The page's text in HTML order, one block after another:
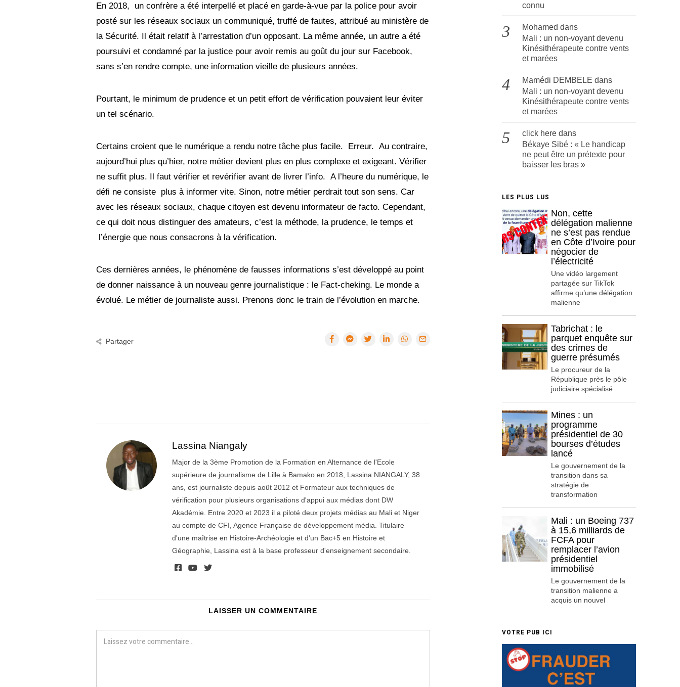
v
i
e
r
2
2
En 2018, un confrère a été interpellé et placé en garde-à-vue par la police pour avoir
posté sur les réseaux sociaux un communiqué, truffé de fautes, attribué au ministère de
la Sécurité. Il était relatif à l’arrestation d’un opposant. La même année, un autre a été
poursuivi et condamné par la justice pour avoir remis au goût du jour sur Facebook,
sans s’en rendre compte, une information vieille de plusieurs années.
Pourtant, le minimum de prudence et un petit effort de vérification pouvaient leur éviter
un tel scénario.
Certains croient que le numérique a rendu notre tâche plus facile. Erreur. Au contraire,
aujourd’hui plus qu’hier, notre métier devient plus en plus complexe et exigeant. Vérifier
ne suffit plus. Il faut vérifier et revérifier avant de livrer l’info. A l’heure du numérique, le
défi ne consiste plus à informer vite. Sinon, notre métier perdrait tout son sens. Car
avec les réseaux sociaux, chaque citoyen est devenu informateur de facto. Cependant,
ce qui doit nous distinguer des amateurs, c’est la méthode, la prudence, le temps et
l’énergie que nous consacrons à la vérification.
Ces dernières années, le phénomène de fausses informations s’est développé au point
de donner naissance à un nouveau genre journalistique : le Fact-cheking. Le monde a
évolué. Le métier de journaliste aussi. Prenons donc le train de l’évolution en marche.
Partager
Lassina Niangaly
Major de la 3ème Promotion de la Formation en Alternance de l'Ecole
supérieure de journalisme de Lille à Bamako en 2018, Lassina NIANGALY, 38
ans, est journaliste depuis août 2012 et Formateur aux techniques de
vérification pour plusieurs organisations d'appui aux médias dont DW
Akadémie. Entre 2020 et 2023 il a piloté deux projets médias au Mali et Niger
au compte de CFI, Agence Française de développement média. Titulaire
d'une maîtrise en Histoire-Archéologie et d'un Bac+5 en Histoire et
Géographie, Lassina est à la base professeur d'enseignement secondaire.
LAISSER UN COMMENTAIRE
connu
Mohamed dans
Mali : un non-voyant devenu
Kinésithérapeute contre vents
et marées
Mamédi DEMBELE dans
Mali : un non-voyant devenu
Kinésithérapeute contre vents
et marées
click here dans
Békaye Sibé : « Le handicap
ne peut être un prétexte pour
baisser les bras »
LES PLUS LUS
Non, cette
délégation malienne
ne s’est pas rendue
en Côte d’Ivoire pour
négocier de
l’électricité
Une vidéo largement
partagée sur TikTok
affirme qu’une délégation
malienne
Tabrichat : le
parquet enquête sur
des crimes de
guerre présumés
Le procureur de la
République près le pôle
judiciaire spécialisé
Mines : un
programme
présidentiel de 30
bourses d’études
lancé
Le gouvernement de la
transition dans sa
stratégie de
transformation
Mali : un Boeing 737
à 15,6 milliards de
FCFA pour
remplacer l’avion
présidentiel
immobilisé
Le gouvernement de la
transition malienne a
acquis un nouvel
VOTRE PUB ICI